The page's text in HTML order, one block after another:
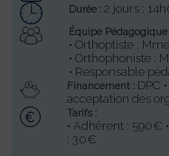
Durée : 2 jours :
Équipe Pédagogique
• Orthoptiste :
• Orthophoniste :
• Responsable
Financement : DPC
acceptation des
Tarifs :
• Adhérent : 590€
: 30€